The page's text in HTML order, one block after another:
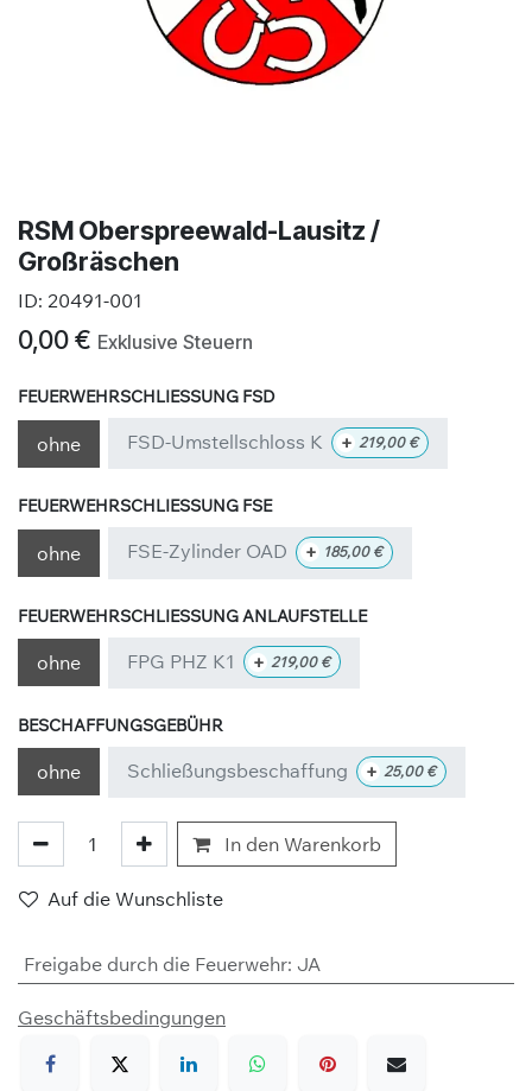
RSM Oberspreewald-Lausitz /
Großräschen
ID: 20491-001
0,00€ Exklusive Steuern
FEUERWEHRSCHLIESSUNG FSD
ohne FSD-Umstellschloss K + 219,00€
FEUERWEHRSCHLIESSUNG FSE
ohne FSE-Zylinder OAD + 185,00€
FEUERWEHRSCHLIESSUNG ANLAUFSTELLE
ohne FPG PHZ K1 + 219,00€
BESCHAFFUNGSGEBÜHR
ohne Schließungsbeschaffung + 25,00€
In den Warenkorb
Auf die Wunschliste
Freigabe durch die Feuerwehr: JA
Geschäftsbedingungen